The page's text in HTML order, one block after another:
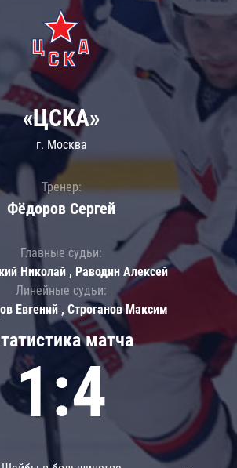
матча
1:4
«ЦСКА»
г. Москва
Тренер:
Фёдоров Сергей
Главные судьи:
Николай , Раводин Алексей
Линейные судьи:
Евгений , Строганов Максим